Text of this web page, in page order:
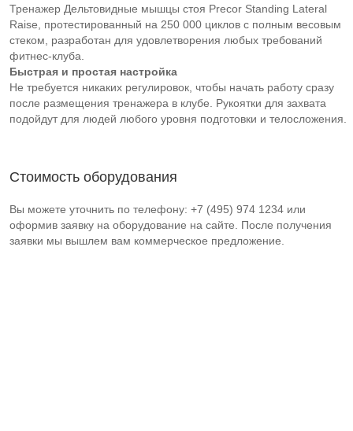
Тренажер Дельтовидные мышцы стоя Precor Standing Lateral
Raise, протестированный на 250 000 циклов с полным весовым
стеком, разработан для удовлетворения любых требований
фитнес-клуба.
Быстрая и простая настройка
Не требуется никаких регулировок, чтобы начать работу сразу
после размещения тренажера в клубе. Рукоятки для захвата
подойдут для людей любого уровня подготовки и телосложения.
Стоимость оборудования
Вы можете уточнить по телефону: +7 (495) 974 1234 или
оформив заявку на оборудование на сайте. После получения
заявки мы вышлем вам коммерческое предложение.